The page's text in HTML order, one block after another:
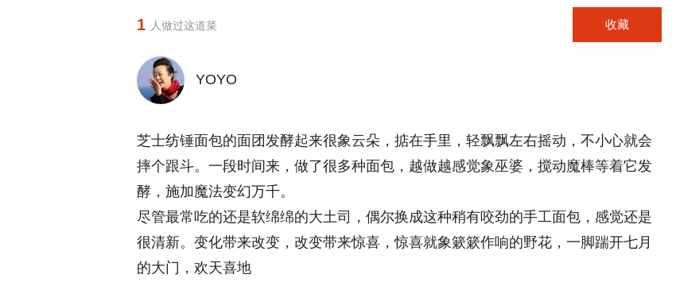
1 人做过这道菜 收藏
YOYO
芝士纺锤面包的面团发酵起来很象云朵，掂在手里，轻飘飘左右摇动，不小心就会
摔个跟斗。一段时间来，做了很多种面包，越做越感觉象巫婆，搅动魔棒等着它发
酵，施加魔法变幻万千。
尽管最常吃的还是软绵绵的大土司，偶尔换成这种稍有咬劲的手工面包，感觉还是
很清新。变化带来改变，改变带来惊喜，惊喜就象簌簌作响的野花，一脚踹开七月
的大门，欢天喜地